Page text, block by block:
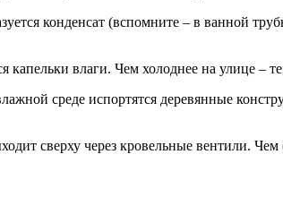
конденсат (вспомните – в ванной
капельки влаги. Чем холоднее на улице –
среде испортятся деревянные
сверху через кровельные вентили. Чем